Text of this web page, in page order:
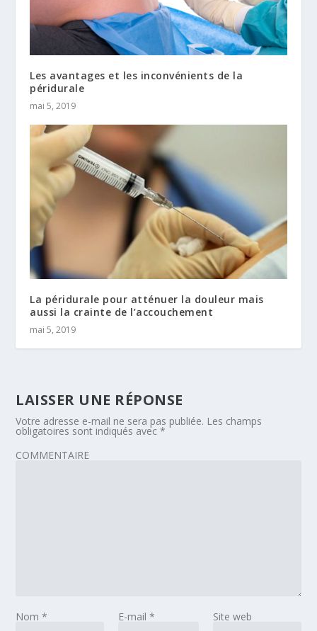
Les avantages et les inconvénients de la
péridurale
mai 5, 2019
La péridurale pour atténuer la douleur mais
aussi la crainte de l’accouchement
mai 5, 2019
LAISSER UNE RÉPONSE
Votre adresse e-mail ne sera pas publiée. Les champs
obligatoires sont indiqués avec*
COMMENTAIRE
Nom* E-mail * Site web